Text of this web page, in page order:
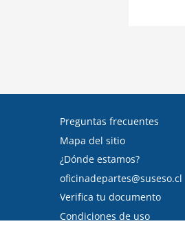
Preguntas frecuentes
Mapa del sitio
¿Dónde estamos?
oficinadepartes@suseso.cl
Verifica tu documento
Condiciones de uso